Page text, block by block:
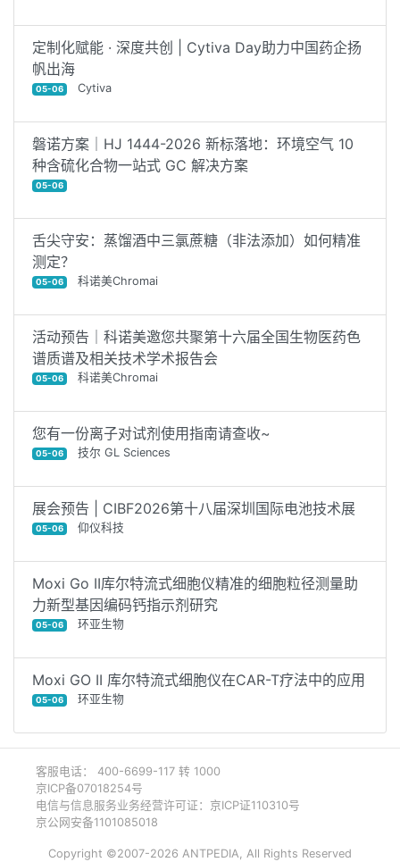
定制化赋能 · 深度共创 | Cytiva Day助力中国药企扬
帆出海
05-06 Cytiva
磐诺方案｜HJ 1444-2026 新标落地：环境空气 10
种含硫化合物一站式 GC 解决方案
05-06
舌尖守安：蒸馏酒中三氯蔗糖（非法添加）如何精准
测定？
05-06 科诺美Chromai
活动预告｜科诺美邀您共聚第十六届全国生物医药色
谱质谱及相关技术学术报告会
05-06 科诺美Chromai
您有一份离子对试剂使用指南请查收~
05-06 技尔 GL Sciences
展会预告 | CIBF2026第十八届深圳国际电池技术展
05-06 仰仪科技
Moxi Go II库尔特流式细胞仪精准的细胞粒径测量助
力新型基因编码钙指示剂研究
05-06 环亚生物
Moxi GO II 库尔特流式细胞仪在CAR-T疗法中的应用
05-06 环亚生物
客服电话： 400-6699-117 转 1000
京ICP备07018254号
电信与信息服务业务经营许可证：京ICP证110310号
京公网安备1101085018
Copyright ©2007-2026 ANTPEDIA, All Rights Reserved